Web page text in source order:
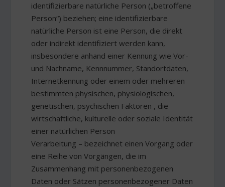
identifizierbare natürliche Person („betroffene
Person“) beziehen; eine identifizierbare
natürliche Person ist eine Person, die direkt
oder indirekt identifiziert werden kann,
insbesondere anhand einer Kennung wie Vor-
und Nachname, Kennnummer, Standortdaten,
Internetkennung oder einem oder mehreren
bestimmten physischen, physiologischen,
genetischen, psychischen Faktoren , die
wirtschaftliche, kulturelle oder soziale Identität
einer natürlichen Person
Verarbeitung – bezeichnet einen Vorgang oder
eine Reihe von Vorgängen, die im
Zusammenhang mit personenbezogenen
Daten oder Sätzen personenbezogener Daten